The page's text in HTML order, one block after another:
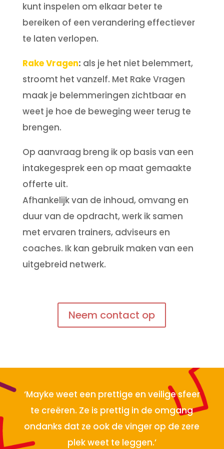
kunt inspelen om elkaar beter te
bereiken of een verandering effectiever
te laten verlopen.
Rake Vragen: als je het niet belemmert,
stroomt het vanzelf. Met Rake Vragen
maak je belemmeringen zichtbaar en
weet je hoe de beweging weer terug te
brengen.
Op aanvraag breng ik op basis van een
intakegesprek een op maat gemaakte
offerte uit.
Afhankelijk van de inhoud, omvang en
duur van de opdracht, werk ik samen
met ervaren trainers, adviseurs en
coaches. Ik kan gebruik maken van een
uitgebreid netwerk.
Neem contact op
‘Mayke weet een prettige en veilige sfeer
te creëren. Ze is prettig in de omgang
ondanks dat ze ook de vinger op de zere
plek weet te leggen.’